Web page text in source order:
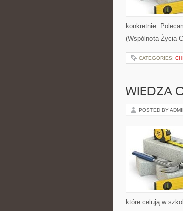
konkretnie.
(Wspólnota Życia
CATEGORIES:
WIEDZA
POSTED BY
które celują w